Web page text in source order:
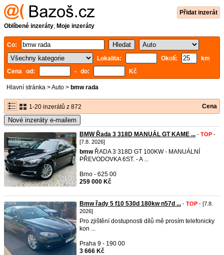
Přidat inzerát
Oblíbené inzeráty, Moje inzeráty
Co:
Lokalita:
Okolí:
km
Cena od:
- do: Kč
Hlavní stránka >Auto > bmw rada
1-20 inzerátů z 872 Cena
Nové inzeráty e-mailem
BMW Řada 3 318D MANUÁL GT KAME ... - TOP -
[7.8. 2026]
bmwŘADA 3 318D GT 100KW - MANUÁLNÍ
PŘEVODOVKA 6ST. - A ...
Brno - 625 00
259 000 Kč
Bmw řady 5 f10 530d 180kw n57d ... - TOP - [7.8.
2026]
Pro zjištění dostupnosti dílů mě prosím telefonicky
kon ...
Praha 9 - 190 00
3 666 Kč